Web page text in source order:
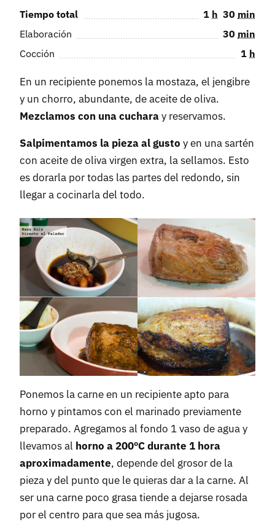
Tiempo total 1 h 30 min
Elaboración
30 min
Cocción
1 h
En un recipiente ponemos la mostaza, el jengibre
y un chorro, abundante, de aceite de oliva.
Mezclamos con una cucharay reservamos.
Salpimentamos la pieza al gusto y en una sartén
con aceite de oliva virgen extra, la sellamos. Esto
es dorarla por todas las partes del redondo, sin
llegar a cocinarla del todo.
Ponemos la carne en un recipiente apto para
horno y pintamos con el marinado previamente
preparado. Agregamos al fondo 1 vaso de agua y
llevamos al horno a 200ºC durante 1 hora
aproximadamente, depende del grosor de la
pieza y del punto que le quieras dar a la carne. Al
ser una carne poco grasa tiende a dejarse rosada
por el centro para que sea más jugosa.